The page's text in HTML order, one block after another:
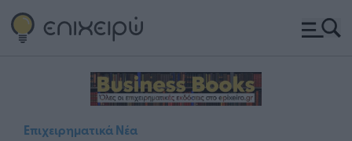
Επιχειρηματικά Νέα